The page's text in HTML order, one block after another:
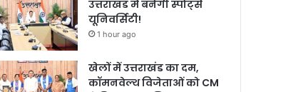
उत्तराखंड में बनेगी स्पोर्ट्स
यूनिवर्सिटी!
1 hour ago
खेलों में उत्तराखंड का दम,
कॉमनवेल्थ विजेताओं को CM